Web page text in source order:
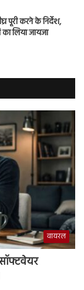
पूरी करने के निर्देश,
का लिया जायजा
वायरल